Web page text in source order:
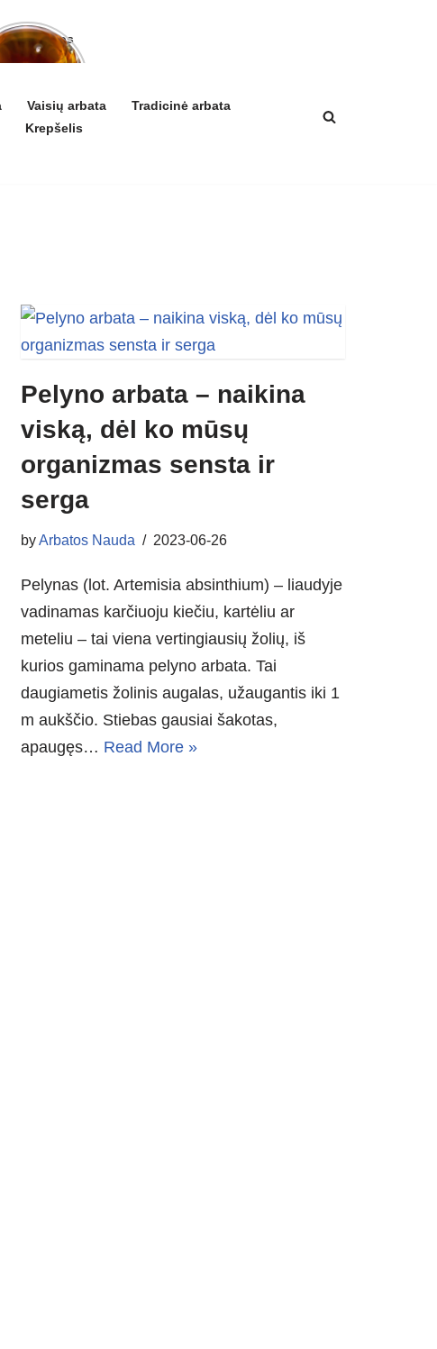
arbatos
nauda ir
Vaisių arbata
Tradicinė arbata
Krepšelis
Pelyno arbata – naikina
viską, dėl ko mūsų
organizmas sensta ir
serga
byArbatos Nauda 2023-06-26
Pelynas (lot. Artemisia absinthium) – liaudyje
vadinamas karčiuoju kiečiu, kartėliu ar
meteliu – tai viena vertingiausių žolių, iš
kurios gaminama pelyno arbata. Tai
daugiametis žolinis augalas, užaugantis iki 1
m aukščio. Stiebas gausiai šakotas,
apaugęs… Read More »